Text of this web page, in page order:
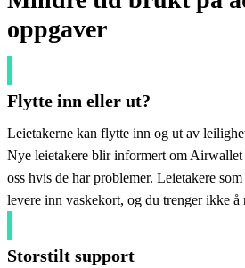
oppgaver
Flytte inn eller ut?
Leietakerne kan flytte inn og ut av
Nye leietakere blir informert om
oss hvis de har problemer. Leietakere
levere inn vaskekort, og du trenger ikke å
Storstilt support